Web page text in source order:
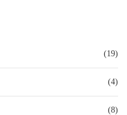
(19)
(4)
(8)